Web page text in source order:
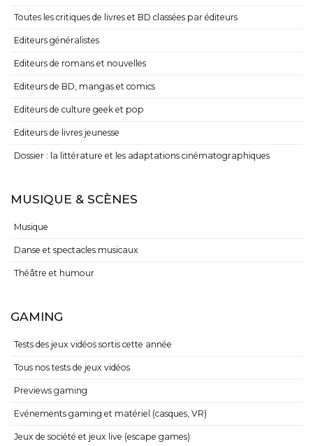
Toutes les critiques de livres et BD classées par éditeurs
Editeurs généralistes
Editeurs de romans et nouvelles
Editeurs de BD, mangas et comics
Editeurs de culture geek et pop
Editeurs de livres jeunesse
Dossier : la littérature et les adaptations cinématographiques
MUSIQUE & SCÈNES
Musique
Danse et spectacles musicaux
Théâtre et humour
GAMING
Tests des jeux vidéos sortis cette année
Tous nos tests de jeux vidéos
Previews gaming
Evénements gaming et matériel (casques, VR)
Jeux de société et jeux live (escape games)